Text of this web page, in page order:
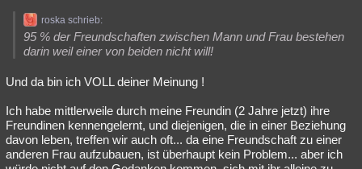
roska schrieb:
95 % der Freundschaften zwischen Mann und Frau bestehen
darin weil einer von beiden nicht will!
Und da bin ich VOLL deiner Meinung !
Ich habe mittlerweile durch meine Freundin (2 Jahre jetzt) ihre
Freundinen kennengelernt, und diejenigen, die in einer Beziehung
davon leben, treffen wir auch oft... da eine Freundschaft zu einer
anderen Frau aufzubauen, ist überhaupt kein Problem... aber ich